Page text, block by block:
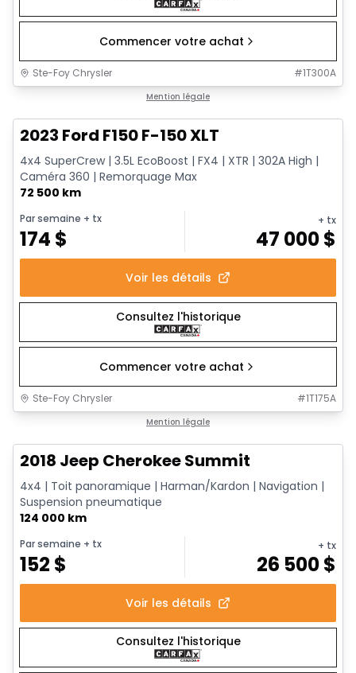
Commencer votre achat
Ste-Foy Chrysler #1T300A
Mention légale
2023 Ford F150 F-150 XLT
4x4 SuperCrew | 3.5L EcoBoost | FX4 | XTR | 302A High |
Caméra 360 | Remorquage Max
72 500 km
Par semaine + tx
174 $
+ tx
47 000$
Voir les détails
Consultez l'historique
Commencer votre achat
Ste-Foy Chrysler #1T175A
Mention légale
2018 Jeep Cherokee Summit
4x4 | Toit panoramique | Harman/Kardon | Navigation |
Suspension pneumatique
124 000 km
Par semaine + tx
152 $
+ tx
26 500$
Voir les détails
Consultez l'historique